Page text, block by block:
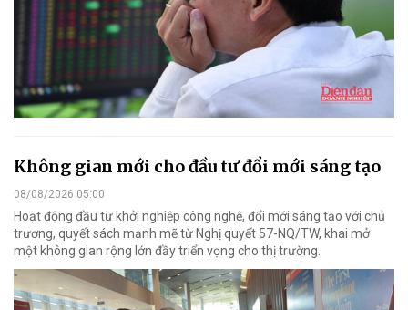
Không gian mới cho đầu tư đổi mới sáng tạo
08/08/2026 05:00
Hoạt động đầu tư khởi nghiệp công nghệ, đổi mới sáng tạo với chủ
trương, quyết sách mạnh mẽ từ Nghị quyết 57-NQ/TW, khai mở
một không gian rộng lớn đầy triển vọng cho thị trường.